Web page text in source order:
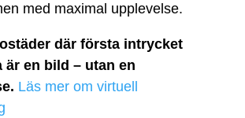
med maximal upplevelse.
där första intrycket
är en bild – utan en
Läs mer om virtuell